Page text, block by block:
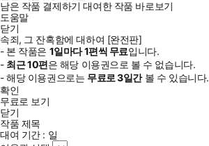
남은 작품 결제하기 대여한 작품 바로보기
도움말
닫기
속죄, 그 잔혹함에 대하여 [완전판]
- 본 작품은 1일마다1편씩 무료입니다.
- 최근10편은 해당 이용권으로 볼 수 없습니다.
- 해당 이용권으로는 무료로3일간볼 수 있습니다.
확인
무료로 보기
닫기
작품 제목
대여 기간 : 일